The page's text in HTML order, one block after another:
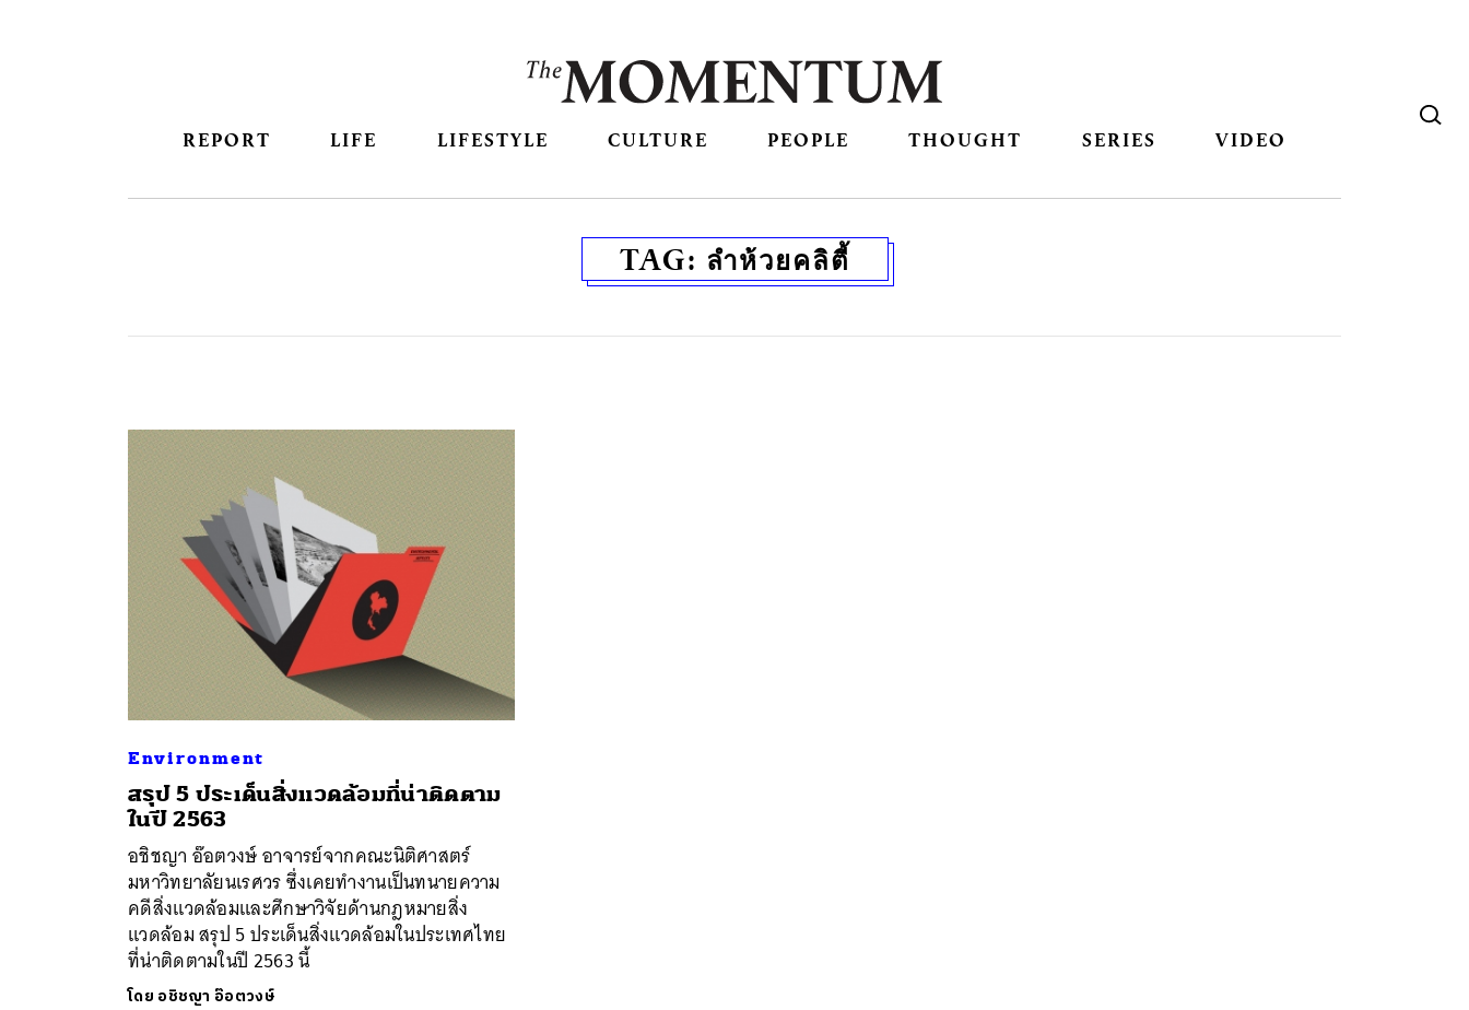
REPORT LIFE LIFESTYLE CULTURE PEOPLE THOUGHT SERIES VIDEO
TAG: ลำห้วยคลิตี้
Environment
สรุป 5 ประเด็นสิ่งแวดล้อมที่น่าติดตาม
ในปี 2563
อชิชญา อ๊อตวงษ์ อาจารย์จากคณะนิติศาสตร์
มหาวิทยาลัยนเรศวร ซึ่งเคยทำงานเป็นทนายความ
คดีสิ่งแวดล้อมและศึกษาวิจัยด้านกฎหมายสิ่ง
แวดล้อม สรุป 5 ประเด็นสิ่งแวดล้อมในประเทศไทย
ที่น่าติดตามในปี 2563 นี้
โดย อชิชญา อ๊อตวงษ์